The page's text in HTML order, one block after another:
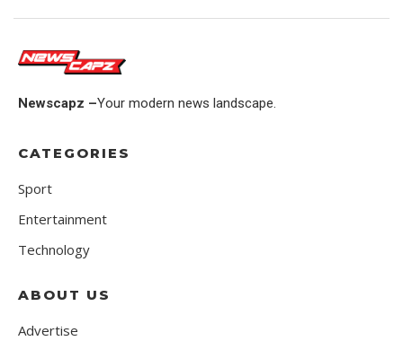
Newscapz –Your modern news landscape.
CATEGORIES
Sport
Entertainment
Technology
ABOUT US
Advertise